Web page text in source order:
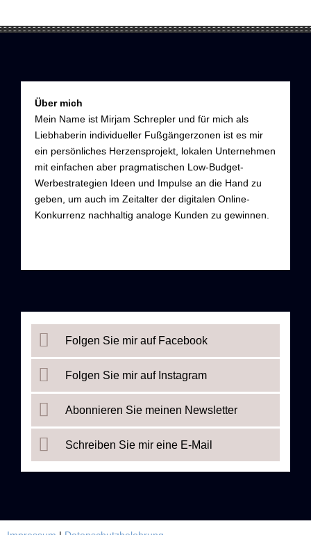
Über mich
Mein Name ist Mirjam Schrepler und für mich als
Liebhaberin individueller Fußgängerzonen ist es mir
ein persönliches Herzensprojekt, lokalen Unternehmen
mit einfachen aber pragmatischen Low-Budget-
Werbestrategien Ideen und Impulse an die Hand zu
geben, um auch im Zeitalter der digitalen Online-
Konkurrenz nachhaltig analoge Kunden zu gewinnen.
Folgen Sie mir auf Facebook
Folgen Sie mir auf Instagram
Abonnieren Sie meinen Newsletter
Schreiben Sie mir eine E-Mail